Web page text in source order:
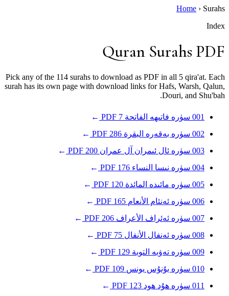
Home › Surahs
Index
Quran Surahs PDF
Pick any of the 114 surahs to download as PDF in all 5 qira'at. Each
surah has its own page with download links for Hafs, Warsh, Qalun,
Douri, and Shu'bah.
001 سۈرە فاتىھە الفاتحة 7
PDF
→
002 سۈرە بەقەرە البقرة 286
PDF
→
003 سۈرە ئال ئىمران آل عمران 200
PDF
→
004 سۈرە نىسا النساء 176
PDF
→
005 سۈرە مائىدە المائدة 120
PDF
→
006 سۈرە ئەنئام الأنعام 165
PDF
→
007 سۈرە ئەئراف الأعراف 206
PDF
→
008 سۈرە ئەنفال الأنفال 75
PDF
→
009 سۈرە تەۋبە التوبة 129
PDF
→
010 سۈرە يۇنۇس يونس 109
PDF
→
011 سۈرە ھۇد هود 123
PDF
→